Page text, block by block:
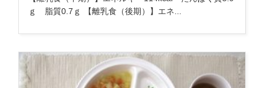
ｇ 脂質0.7ｇ 【離乳食（後期）】エネ...